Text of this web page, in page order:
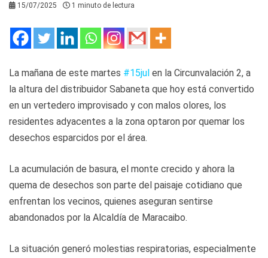
15/07/2025 1 minuto de lectura
La mañana de este martes #15jul en la Circunvalación 2, a
la altura del distribuidor Sabaneta que hoy está convertido
en un vertedero improvisado y con malos olores, los
residentes adyacentes a la zona optaron por quemar los
desechos esparcidos por el área.
La acumulación de basura, el monte crecido y ahora la
quema de desechos son parte del paisaje cotidiano que
enfrentan los vecinos, quienes aseguran sentirse
abandonados por la Alcaldía de Maracaibo.
La situación generó molestias respiratorias, especialmente